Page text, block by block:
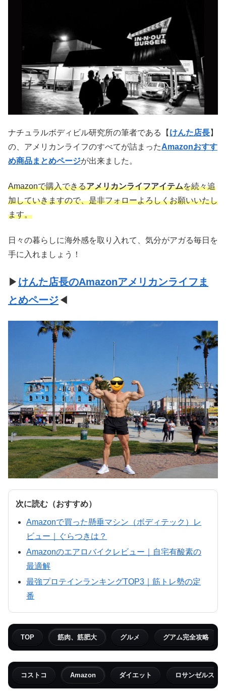
ナチュラルボディビル研究所の筆者である【 けんた店長】
の、アメリカンライフのすべてが詰まったAmazonおすす
め商品まとめページが出来ました。
Amazonで購入できるアメリカンライフアイテムを続々追
加していきますので、是非フォローよろしくお願いいたし
ます。
日々の暮らしに海外感を取り入れて、気分がアガる毎日を
手に入れましょう！
▶ けんた店長のAmazonアメリカンライフま
とめページ◀
次に読む（おすすめ）
Amazonで買った懸垂マシン（ボディテック）レ
ビュー｜ぐらつきは？
Amazonのエアロバイクレビュー｜自宅有酸素の
最適解
最強プロテインランキングTOP3｜筋トレ勢の定
番
TOP 筋肉、筋肥大 グルメ グアム完全攻略
コストコ Amazon ダイエット ロサンゼルス